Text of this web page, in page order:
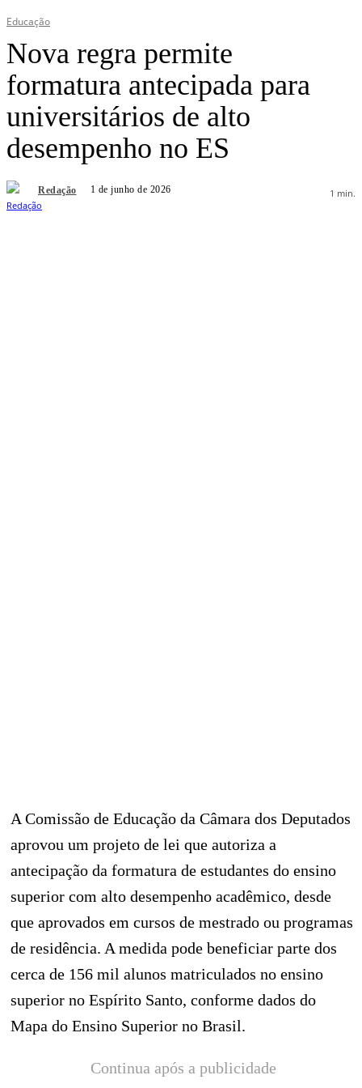
Educação
Nova regra permite
formatura antecipada para
universitários de alto
desempenho no ES
Redação 1 de junho de 2026 1 min.
A Comissão de Educação da Câmara dos Deputados
aprovou um projeto de lei que autoriza a
antecipação da formatura de estudantes do ensino
superior com alto desempenho acadêmico, desde
que aprovados em cursos de mestrado ou programas
de residência. A medida pode beneficiar parte dos
cerca de 156 mil alunos matriculados no ensino
superior no Espírito Santo, conforme dados do
Mapa do Ensino Superior no Brasil.
Continua após a publicidade